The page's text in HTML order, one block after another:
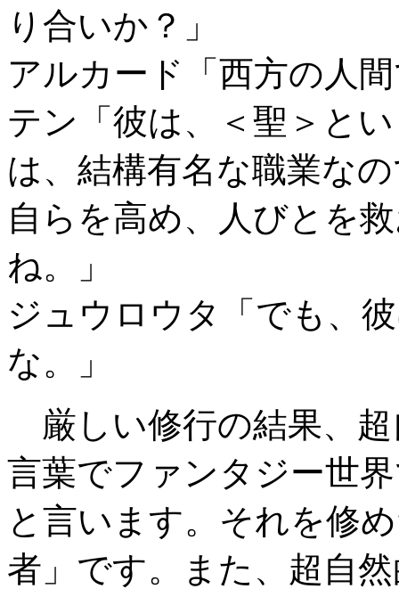
り合いか？」
アルカード「西方の人
テン「彼は、＜聖＞と
は、結構有名な職業な
自らを高め、人びとを
ね。」
ジュウロウタ「でも、
な。」
厳しい修行の結果、超
言葉でファンタジー世
と言います。それを修
者」です。また、超自